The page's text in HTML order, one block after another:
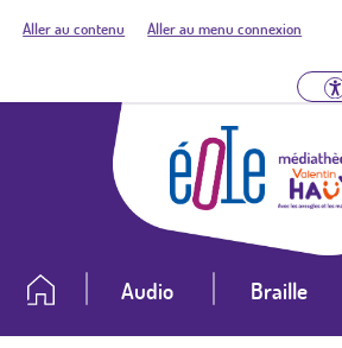
Aller au contenu Aller au menu connexion
Audio Braille